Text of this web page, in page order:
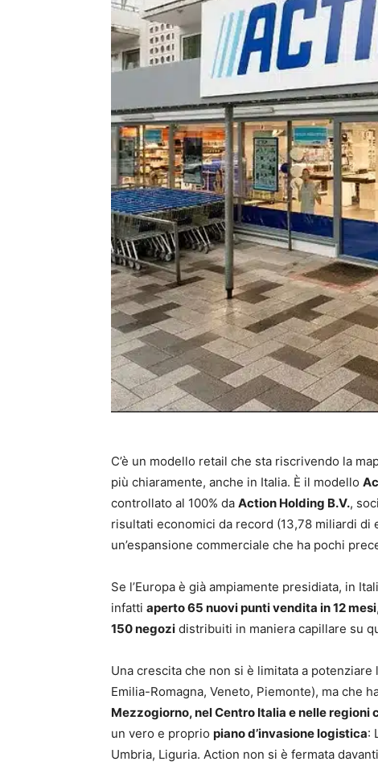
C’è un modello retail che sta riscrivendo la
più chiaramente, anche in Italia. È il modello
controllato al 100% da Action Holding B.V.,
risultati economici da record (13,78 miliardi
un’espansione commerciale che ha pochi
Se l’Europa è già ampiamente presidiata, in
infatti aperto 65 nuovi punti vendita in 12 mesi
150 negozi distribuiti in maniera capillare su
Una crescita che non si è limitata a
Emilia-Romagna, Veneto, Piemonte), ma che
Mezzogiorno, nel Centro Italia e nelle regioni
un vero e proprio piano d’invasione logistica:
Umbria, Liguria. Action non si è fermata